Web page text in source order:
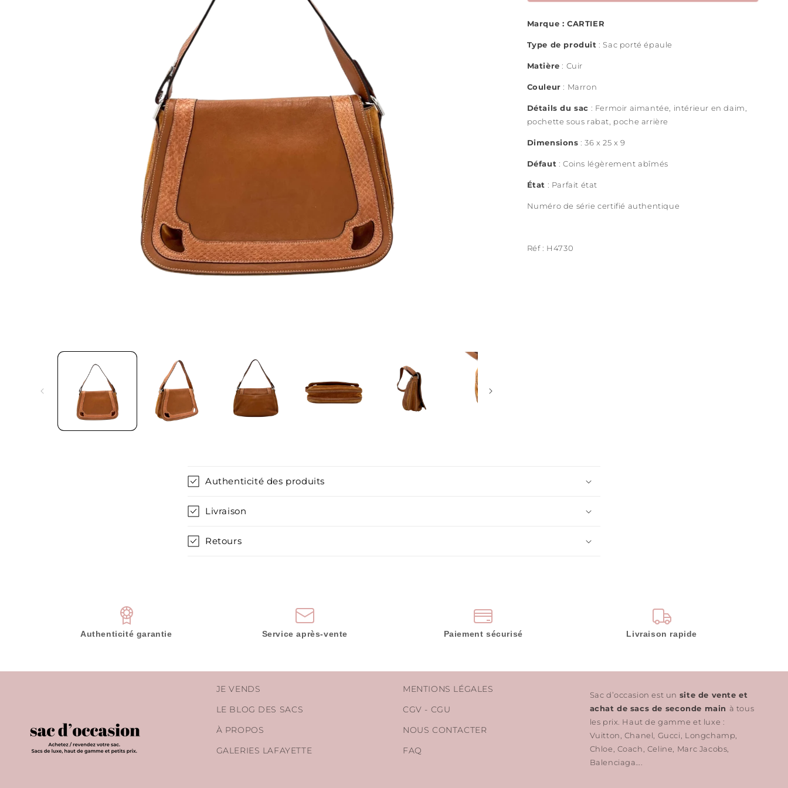
Marque : CARTIER
Type de produit : Sac porté épaule
Matière : Cuir
Couleur : Marron
Détails du sac : Fermoir aimantée, intérieur en daim,
pochette sous rabat, poche arrière
Dimensions : 36 x 25 x 9
Défaut :Coins légèrement abîmés
État : Parfait état
Numéro de série certifié authentique
Réf : H4730
C
o
n
e
c
Authenticité des produits
Livraison
Retours
Authenticité garantie Service après-vente Paiement sécurisé Livraison rapide
JE VENDS
LE BLOG DES SACS
À PROPOS
GALERIES LAFAYETTE
MENTIONS LÉGALES
CGV - CGU
NOUS CONTACTER
FAQ
Sac d’occasion est un site de vente et
achat de sacs de seconde main à tous
les prix. Haut de gamme et luxe :
Vuitton, Chanel, Gucci, Longchamp,
Chloe, Coach, Celine, Marc Jacobs,
Balenciaga….